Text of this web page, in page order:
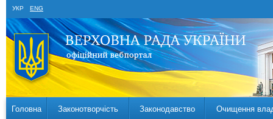
УКР ENG
Головна Законотворчість Законодавство Очищення